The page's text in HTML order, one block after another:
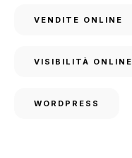
VENDITE ONLINE
VISIBILITÀ ONLINE
WORDPRESS